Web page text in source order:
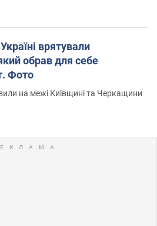
врятували
обрав для себе
Фото
на межі Київщині та Черкащини